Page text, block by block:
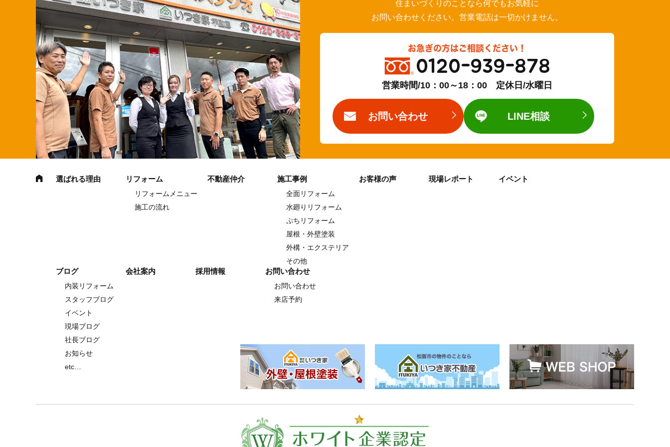
住まいづくりのことなら何でもお気軽に
お問い合わせください。営業電話は一切かけません。
お急ぎの方はご相談ください！
0120-939-878
営業時間/10：00～18：00 定休日/水曜日
お問い合わせ LINE相談
選ばれる理由 リフォーム
リフォームメニュー
施工の流れ
不動産仲介 施工事例
全面リフォーム
水廻りリフォーム
ぷちリフォーム
屋根・外壁塗装
外構・エクステリア
その他
お客様の声 現場レポート イベント
ブログ
内装リフォーム
スタッフブログ
イベント
現場ブログ
社長ブログ
お知らせ
etc…
会社案内 採用情報 お問い合わせ
お問い合わせ
来店予約